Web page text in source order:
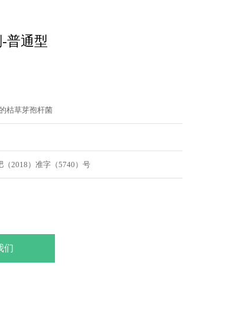
普通型
枯草芽孢杆菌
（2018）准字（5740）号
们